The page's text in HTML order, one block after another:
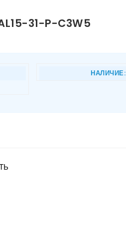
31-P-C3W5
НАЛИЧИЕ: